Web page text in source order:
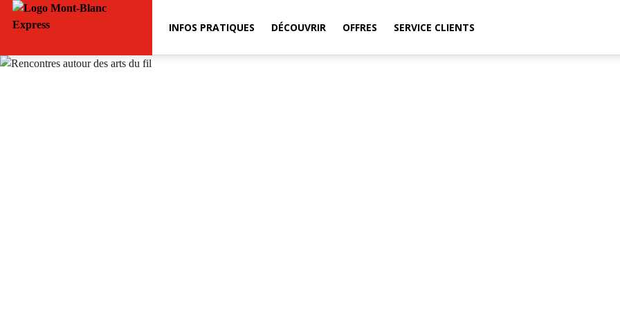
INFOS PRATIQUES DÉCOUVRIR OFFRES SERVICE CLIENTS